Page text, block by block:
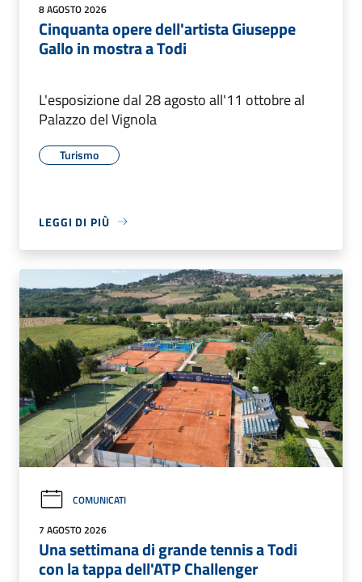
8 AGOSTO 2026
Cinquanta opere dell'artista Giuseppe
Gallo in mostra a Todi
L'esposizione dal 28 agosto all'11 ottobre al
Palazzo del Vignola
Turismo
LEGGI DI PIÙ
COMUNICATI
7 AGOSTO 2026
Una settimana di grande tennis a Todi
con la tappa dell'ATP Challenger